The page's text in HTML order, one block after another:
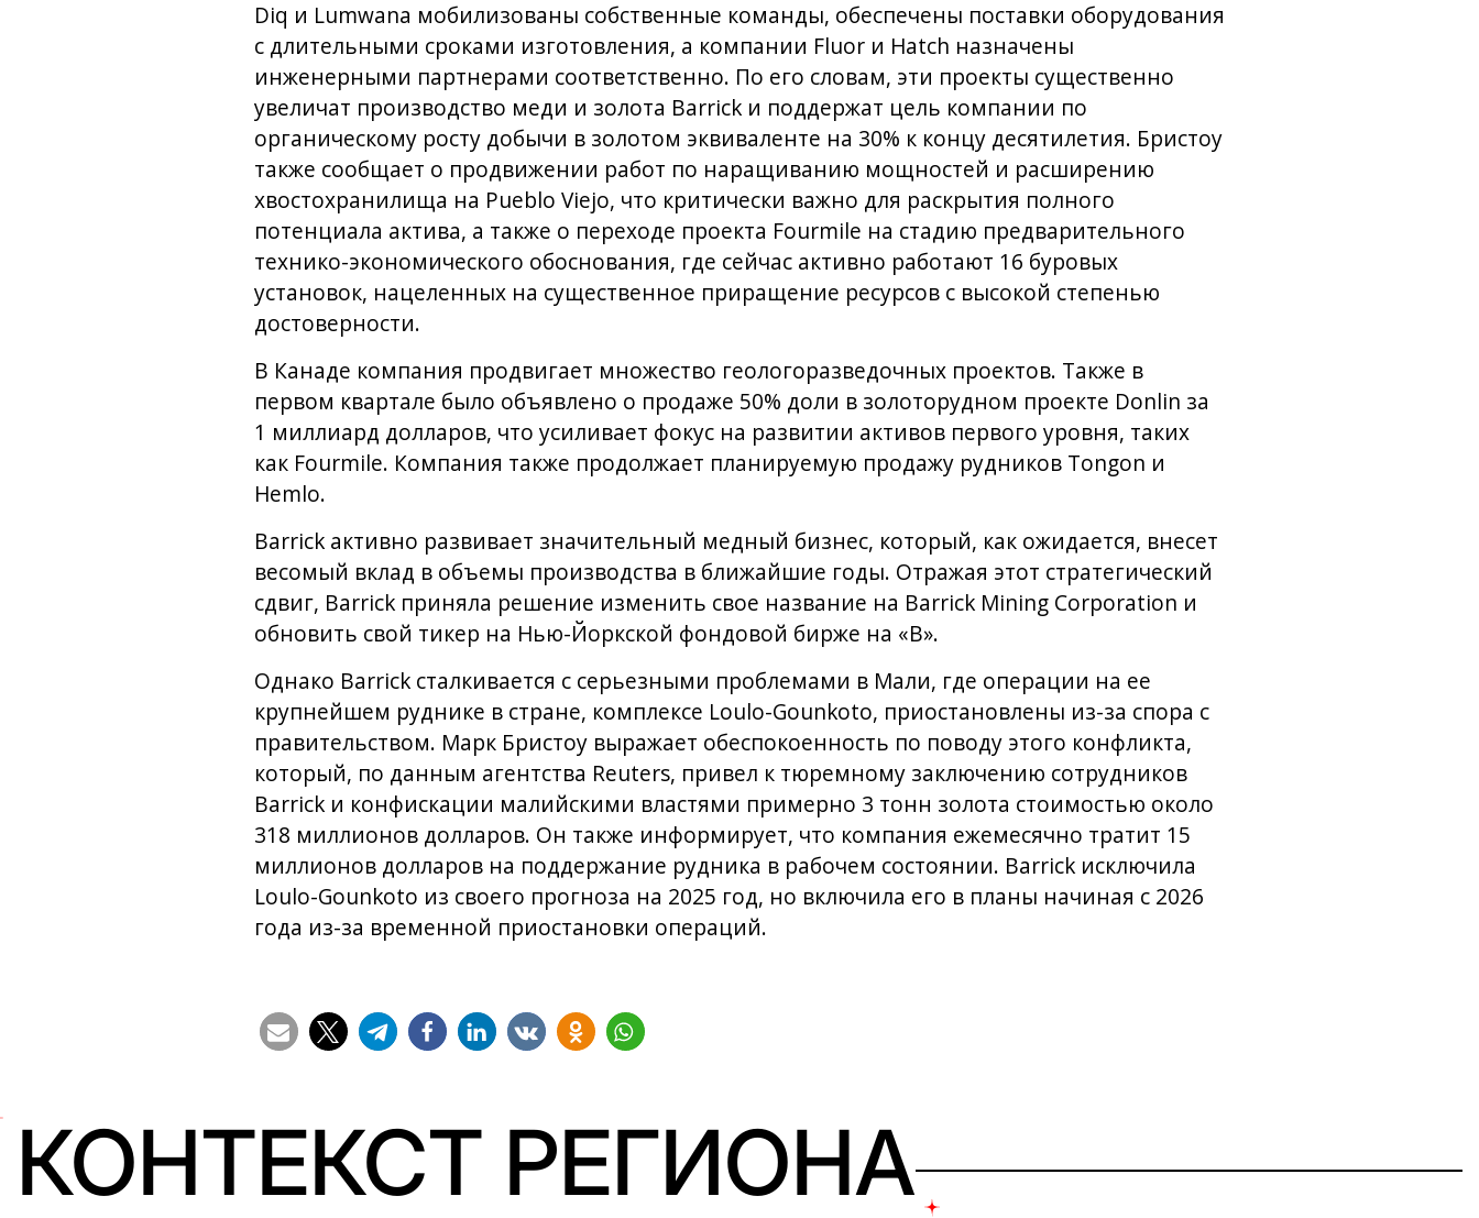
Diq и Lumwana мобилизованы собственные команды, обеспечены поставки оборудования
с длительными сроками изготовления, а компании Fluor и Hatch назначены
инженерными партнерами соответственно. По его словам, эти проекты существенно
увеличат производство меди и золота Barrick и поддержат цель компании по
органическому росту добычи в золотом эквиваленте на 30% к концу десятилетия. Бристоу
также сообщает о продвижении работ по наращиванию мощностей и расширению
хвостохранилища на Pueblo Viejo, что критически важно для раскрытия полного
потенциала актива, а также о переходе проекта Fourmile на стадию предварительного
технико-экономического обоснования, где сейчас активно работают 16 буровых
установок, нацеленных на существенное приращение ресурсов с высокой степенью
достоверности.
В Канаде компания продвигает множество геологоразведочных проектов. Также в
первом квартале было объявлено о продаже 50% доли в золоторудном проекте Donlin за
1 миллиард долларов, что усиливает фокус на развитии активов первого уровня, таких
как Fourmile. Компания также продолжает планируемую продажу рудников Tongon и
Hemlo.
Barrick активно развивает значительный медный бизнес, который, как ожидается, внесет
весомый вклад в объемы производства в ближайшие годы. Отражая этот стратегический
сдвиг, Barrick приняла решение изменить свое название на Barrick Mining Corporation и
обновить свой тикер на Нью-Йоркской фондовой бирже на «B».
Однако Barrick сталкивается с серьезными проблемами в Мали, где операции на ее
крупнейшем руднике в стране, комплексе Loulo-Gounkoto, приостановлены из-за спора с
правительством. Марк Бристоу выражает обеспокоенность по поводу этого конфликта,
который, по данным агентства Reuters, привел к тюремному заключению сотрудников
Barrick и конфискации малийскими властями примерно 3 тонн золота стоимостью около
318 миллионов долларов. Он также информирует, что компания ежемесячно тратит 15
миллионов долларов на поддержание рудника в рабочем состоянии. Barrick исключила
Loulo-Gounkoto из своего прогноза на 2025 год, но включила его в планы начиная с 2026
года из-за временной приостановки операций.
КОНТЕКСТ РЕГИОНА